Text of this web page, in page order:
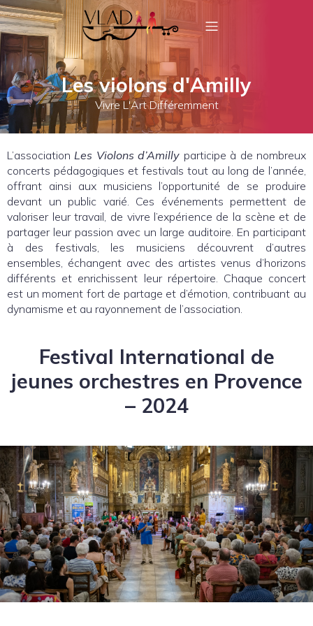
Les violons d'Amilly
Vivre L'Art Différemment
L’associationLes Violons d’Amilly participe à de nombreux
concerts pédagogiques et festivals tout au long de l’année,
offrant ainsi aux musiciens l’opportunité de se produire
devant un public varié. Ces événements permettent de
valoriser leur travail, de vivre l’expérience de la scène et de
partager leur passion avec un large auditoire. En participant
à des festivals, les musiciens découvrent d’autres
ensembles, échangent avec des artistes venus d’horizons
différents et enrichissent leur répertoire. Chaque concert
est un moment fort de partage et d’émotion, contribuant au
dynamisme et au rayonnement de l’association.
Festival International de
jeunes orchestres en Provence
– 2024